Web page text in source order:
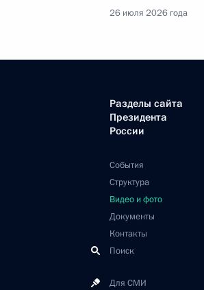
26 июля 2026 года
Разделы сайта
Президента
России
События
Структура
Видео и фото
Документы
Контакты
Поиск
Для СМИ